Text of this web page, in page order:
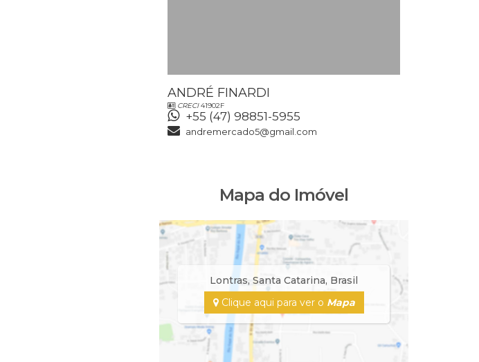
ANDRÉ FINARDI
CRECI41902F
+55 (47) 98851-5955
andremercado5@gmail.com
Mapa do Imóvel
Lontras, Santa Catarina, Brasil
Clique aqui para ver o Mapa